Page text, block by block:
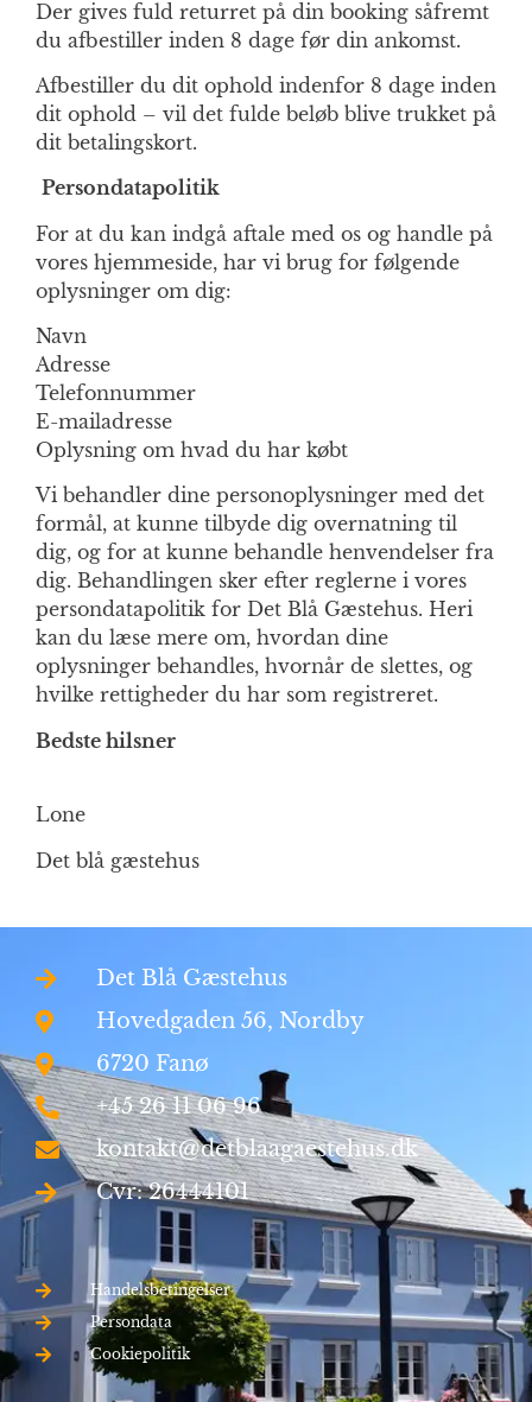
Der gives fuld returret på din booking såfremt
du afbestiller inden 8 dage før din ankomst.
Afbestiller du dit ophold indenfor 8 dage inden
dit ophold – vil det fulde beløb blive trukket på
dit betalingskort.
Persondatapolitik
For at du kan indgå aftale med os og handle på
vores hjemmeside, har vi brug for følgende
oplysninger om dig:
Navn
Adresse
Telefonnummer
E-mailadresse
Oplysning om hvad du har købt
Vi behandler dine personoplysninger med det
formål, at kunne tilbyde dig overnatning til
dig, og for at kunne behandle henvendelser fra
dig. Behandlingen sker efter reglerne i vores
persondatapolitik for Det Blå Gæstehus. Heri
kan du læse mere om, hvordan dine
oplysninger behandles, hvornår de slettes, og
hvilke rettigheder du har som registreret.
Bedste hilsner
Lone
Det blå gæstehus
Det Blå Gæstehus
Hovedgaden 56, Nordby
6720 Fanø
+45 26 11 06 96
kontakt@detblaagaestehus.dk
Cvr: 26444101
Handelsbetingelser
Persondata
Cookiepolitik